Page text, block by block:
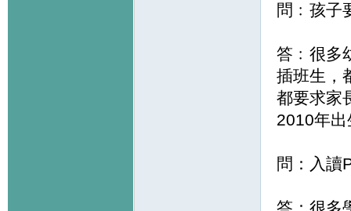
問﹕孩子
答﹕很多
插班生，
都要求家
2010年
問：入讀